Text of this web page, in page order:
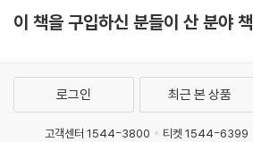
이 책을 구입하신 분들이 산 분야 책
로그인 최근 본 상품
고객센터 1544-3800 티켓 1544-6399